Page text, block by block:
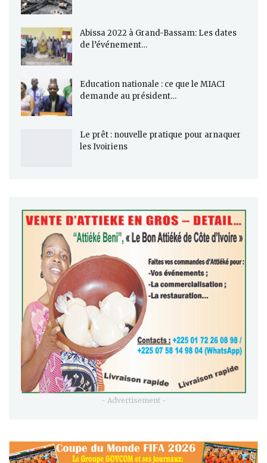
Abissa 2022 à Grand-Bassam: Les dates
de l’événement…
Education nationale : ce que le MIACI
demande au président…
Le prêt : nouvelle pratique pour arnaquer
les Ivoiriens
- Advertisement -